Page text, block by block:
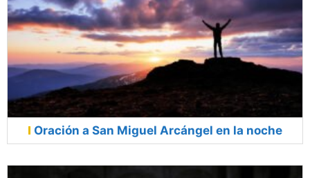
Oración a San Miguel Arcángel en la noche